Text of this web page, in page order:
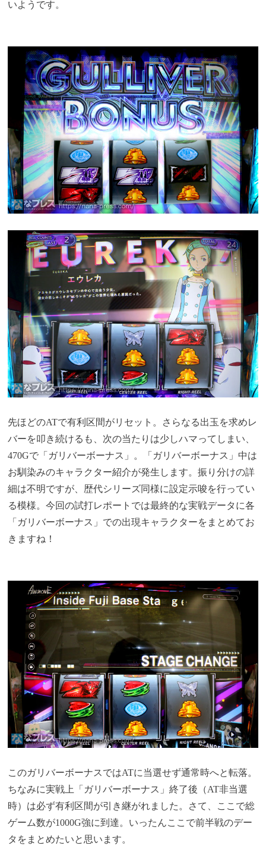
いようです。
先ほどのATで有利区間がリセット。さらなる出玉を求めレ
バーを叩き続けるも、次の当たりは少しハマってしまい、
470Gで「ガリバーボーナス」。「ガリバーボーナス」中は
お馴染みのキャラクター紹介が発生します。振り分けの詳
細は不明ですが、歴代シリーズ同様に設定示唆を行ってい
る模様。今回の試打レポートでは最終的な実戦データに各
「ガリバーボーナス」での出現キャラクターをまとめてお
きますね！
このガリバーボーナスではATに当選せず通常時へと転落。
ちなみに実戦上「ガリバーボーナス」終了後（AT非当選
時）は必ず有利区間が引き継がれました。さて、ここで総
ゲーム数が1000G強に到達。いったんここで前半戦のデー
タをまとめたいと思います。